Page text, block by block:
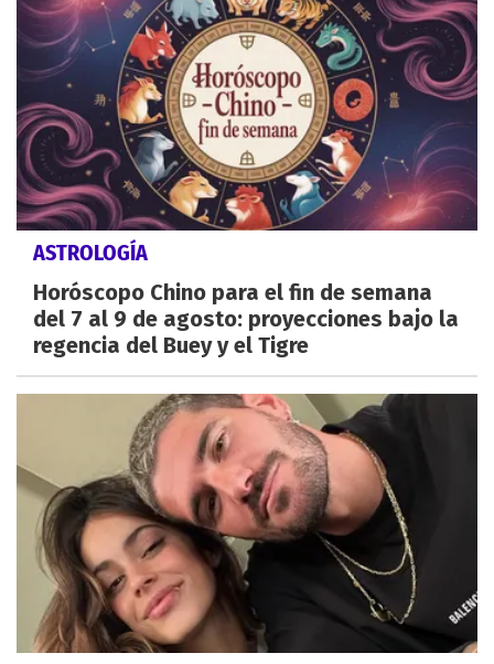
ASTROLOGÍA
Horóscopo Chino para el fin de semana
del 7 al 9 de agosto: proyecciones bajo la
regencia del Buey y el Tigre